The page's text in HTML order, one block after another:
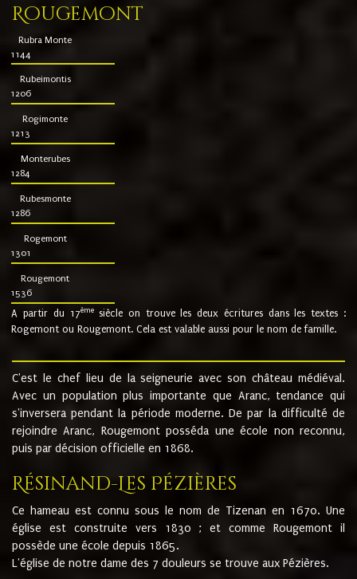
Rougemont
Rubra Monte
1144
Rubeimontis
1206
Rogimonte
1213
Monterubes
1284
Rubesmonte
1286
Rogemont
1301
Rougemont
1536
A partir du 17ème siècle on trouve les deux écritures dans les textes :
Rogemont ou Rougemont. Cela est valable aussi pour le nom de famille.
C'est le chef lieu de la seigneurie avec son château médiéval.
Avec un population plus importante que Aranc, tendance qui
s'inversera pendant la période moderne. De par la difficulté de
rejoindre Aranc, Rougemont posséda une école non reconnu,
puis par décision officielle en 1868.
Résinand-Les Pézières
Ce hameau est connu sous le nom de Tizenan en 1670. Une
église est construite vers 1830 ; et comme Rougemont il
possède une école depuis 1865.
L'église de notre dame des 7 douleurs se trouve aux Pézières.